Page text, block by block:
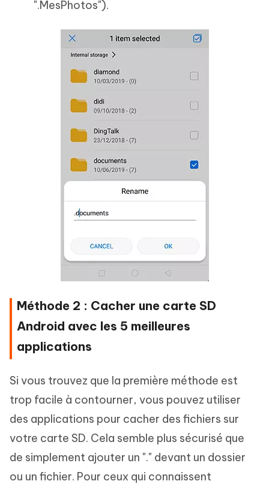
".MesPhotos").
Méthode 2 : Cacher une carte SD
Android avec les 5 meilleures
applications
Si vous trouvez que la première méthode est
trop facile à contourner, vous pouvez utiliser
des applications pour cacher des fichiers sur
votre carte SD. Cela semble plus sécurisé que
de simplement ajouter un "." devant un dossier
ou un fichier. Pour ceux qui connaissent